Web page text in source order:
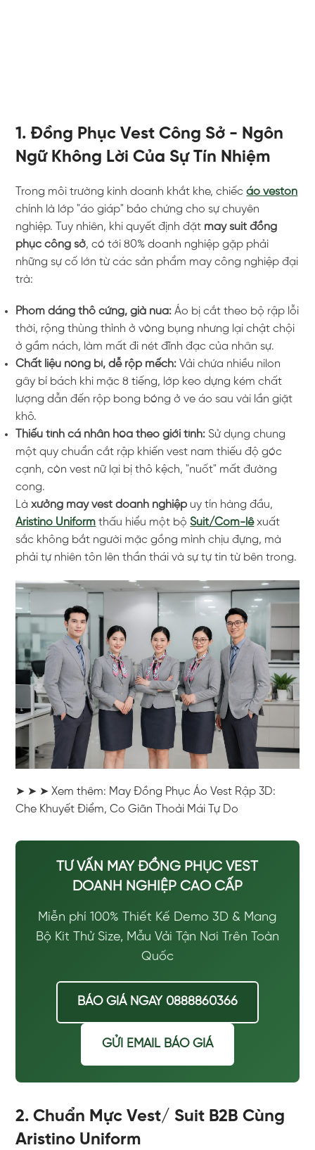
1. Đồng Phục Vest Công Sở - Ngôn
Ngữ Không Lời Của Sự Tín Nhiệm
Trong môi trường kinh doanh khắt khe, chiếcáo veston
chính là lớp "áo giáp" bảo chứng cho sự chuyên
nghiệp. Tuy nhiên, khi quyết định đặt may suit đồng
phục công sở, có tới 80% doanh nghiệp gặp phải
những sự cố lớn từ các sản phẩm may công nghiệp đại
trà:
Phom dáng thô cứng, già nua: Áo bị cắt theo bộ rập lỗi
thời, rộng thùng thình ở vòng bụng nhưng lại chật chội
ở gầm nách, làm mất đi nét đĩnh đạc của nhân sự.
Chất liệu nóng bí, dễ rộp mếch: Vải chứa nhiều nilon
gây bí bách khi mặc 8 tiếng, lớp keo dựng kém chất
lượng dẫn đến rộp bong bóng ở ve áo sau vài lần giặt
khô.
Thiếu tính cá nhân hóa theo giới tính: Sử dụng chung
một quy chuẩn cắt rập khiến vest nam thiếu độ góc
cạnh, còn vest nữ lại bị thô kệch, "nuốt" mất đường
cong.
Làxưởng may vest doanh nghiệpuy tín hàng đầu,
Aristino Uniform thấu hiểu một bộSuit/Com-lêxuất
sắc không bắt người mặc gồng mình chịu đựng, mà
phải tự nhiên tôn lên thần thái và sự tự tin từ bên trong.
➤ ➤ ➤ Xem thêm: May Đồng Phục Áo Vest Rập 3D:
Che Khuyết Điểm, Co Giãn Thoải Mái Tự Do
TƯ VẤN MAY ĐỒNG PHỤC VEST
DOANH NGHIỆP CAO CẤP
Miễn phí 100% Thiết Kế Demo 3D & Mang
Bộ Kit Thử Size, Mẫu Vải Tận Nơi Trên Toàn
Quốc
BÁO GIÁ NGAY 0888860366
GỬI EMAIL BÁO GIÁ
2. Chuẩn Mực Vest/ Suit B2B Cùng
Aristino Uniform